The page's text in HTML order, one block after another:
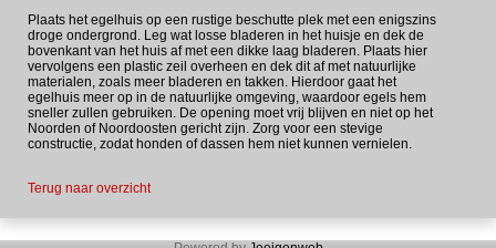
Plaats het egelhuis op een rustige beschutte plek met een enigszins
droge ondergrond. Leg wat losse bladeren in het huisje en dek de
bovenkant van het huis af met een dikke laag bladeren. Plaats hier
vervolgens een plastic zeil overheen en dek dit af met natuurlijke
materialen, zoals meer bladeren en takken. Hierdoor gaat het
egelhuis meer op in de natuurlijke omgeving, waardoor egels hem
sneller zullen gebruiken. De opening moet vrij blijven en niet op het
Noorden of Noordoosten gericht zijn. Zorg voor een stevige
constructie, zodat honden of dassen hem niet kunnen vernielen.
Terug naar overzicht